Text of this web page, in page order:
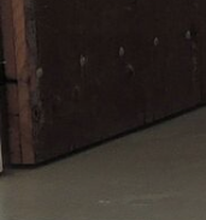
Meeresufer
Flohmarkt
Zeitgenössisch
Haussmannscher
Großes Hotel